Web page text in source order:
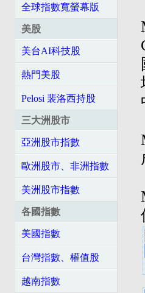
全球指數寬螢幕版
美股
美台AI科技股
熱門美股
Pelosi 裴洛西持股
三大洲股市
亞洲股市指數
歐洲股市、非洲指數
美洲股市指數
各國指數
美國指數
台灣指數、權值股
越南指數